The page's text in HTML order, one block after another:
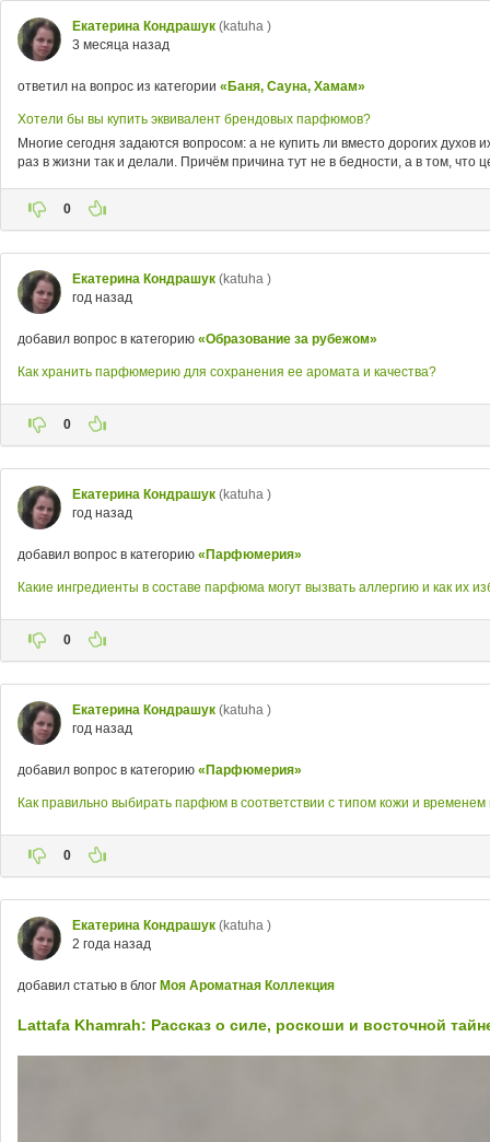
Екатерина Кондрашук (katuha )
3 месяца назад
ответил на вопрос из категории «Баня, Сауна, Хамам»
Хотели бы вы купить эквивалент брендовых парфюмов?
Многие сегодня задаются вопросом: а не купить ли вместо дорогих
раз в жизни так и делали. Причём причина тут не в бедности, а в том, что
0
Екатерина Кондрашук (katuha )
год назад
добавил вопрос в категорию «Образование за рубежом»
Как хранить парфюмерию для сохранения ее аромата и качества?
0
Екатерина Кондрашук (katuha )
год назад
добавил вопрос в категорию «Парфюмерия»
Какие ингредиенты в составе парфюма могут вызвать аллергию и как их
0
Екатерина Кондрашук (katuha )
год назад
добавил вопрос в категорию «Парфюмерия»
Как правильно выбирать парфюм в соответствии с типом кожи и временем
0
Екатерина Кондрашук (katuha )
2 года назад
добавил статью в блог Моя Ароматная Коллекция
Lattafa Khamrah: Рассказ о силе, роскоши и восточной